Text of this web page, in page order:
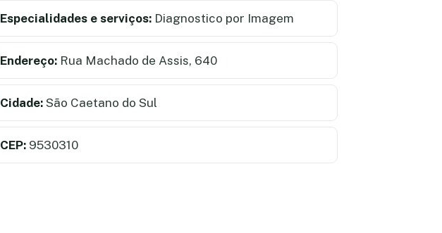
Especialidades e serviços: Diagnostico por Imagem
Endereço: Rua Machado de Assis, 640
Cidade: São Caetano do Sul
CEP: 9530310